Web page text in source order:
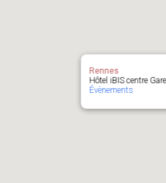
Rennes
Hôtel iBIS centre
Évènements